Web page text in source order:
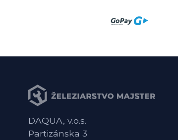
DAQUA, v.o.s.
Partizánska 3